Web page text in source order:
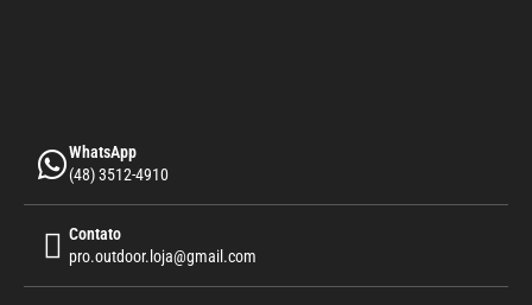
WhatsApp
(48) 3512-4910
Contato
pro.outdoor.loja@gmail.com